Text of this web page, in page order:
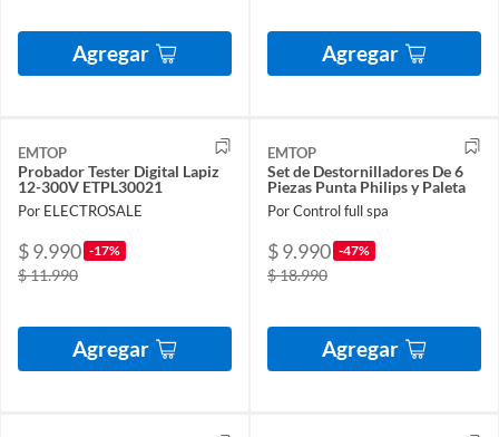
Agregar Agregar
EMTOP
Probador Tester Digital Lapiz
12-300V ETPL30021
Por ELECTROSALE
$ 9.990 -17%
$ 11.990
Agregar
EMTOP
Set de Destornilladores De 6
Piezas Punta Philips y Paleta
Por Control full spa
$ 9.990 -47%
$ 18.990
Agregar